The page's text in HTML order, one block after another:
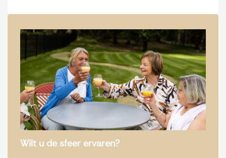
Wilt u de sfeer ervaren?